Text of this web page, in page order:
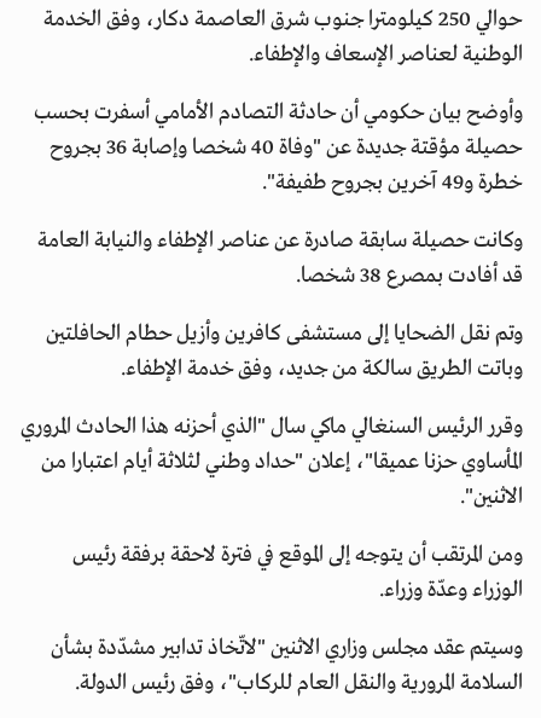
حوالي 250 كيلومترا جنوب شرق العاصمة دكار، وفق الخدمة
الوطنية لعناصر الإسعاف والإطفاء.
وأوضح بيان حكومي أن حادثة التصادم الأمامي أسفرت بحسب
حصيلة مؤقتة جديدة عن "وفاة 40 شخصا وإصابة 36 بجروح
خطرة و49 آخرين بجروح طفيفة".
وكانت حصيلة سابقة صادرة عن عناصر الإطفاء والنيابة العامة
قد أفادت بمصرع 38 شخصا.
وتم نقل الضحايا إلى مستشفى كافرين وأزيل حطام الحافلتين
وباتت الطريق سالكة من جديد، وفق خدمة الإطفاء.
وقرر الرئيس السنغالي ماكي سال "الذي أحزنه هذا الحادث المروري
المأساوي حزنا عميقا"، إعلان "حداد وطني لثلاثة أيام اعتبارا من
الاثنين".
ومن المرتقب أن يتوجه إلى الموقع في فترة لاحقة برفقة رئيس
الوزراء وعدّة وزراء.
وسيتم عقد مجلس وزاري الاثنين "لاتّخاذ تدابير مشدّدة بشأن
السلامة المرورية والنقل العام للركاب"، وفق رئيس الدولة.